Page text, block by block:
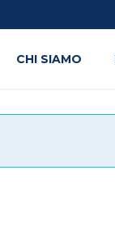
CHI SIAMO